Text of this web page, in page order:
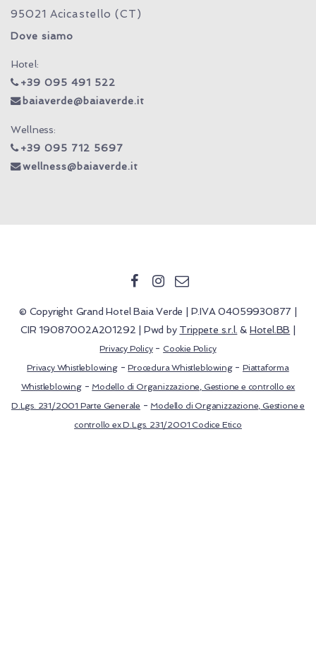
95021 Acicastello (CT)
Dove siamo
Hotel:
+39 095 491 522
baiaverde@baiaverde.it
Wellness:
+39 095 712 5697
wellness@baiaverde.it
© Copyright Grand Hotel Baia Verde | P.IVA 04059930877 |
CIR 19087002A201292 | Pwd by Trippete s.r.l. & Hotel.BB
Privacy Policy- Cookie Policy
Privacy Whistleblowing-Procedura Whistleblowing- Piattaforma
Whistleblowing- Modello di Organizzazione, Gestione e controllo ex
D.Lgs. 231/2001 Parte Generale - Modello di Organizzazione, Gestione e
controllo ex D.Lgs. 231/2001 Codice Etico